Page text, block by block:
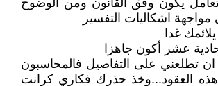
يكون وفق القانون ومن الوضوح
مواجهة اشكاليات التفسير
غدا
عشر أكون جاهزا
تطلعني على التفاصيل فالمحاسبون
العقود...وخذ حذرك فكاري كرانت